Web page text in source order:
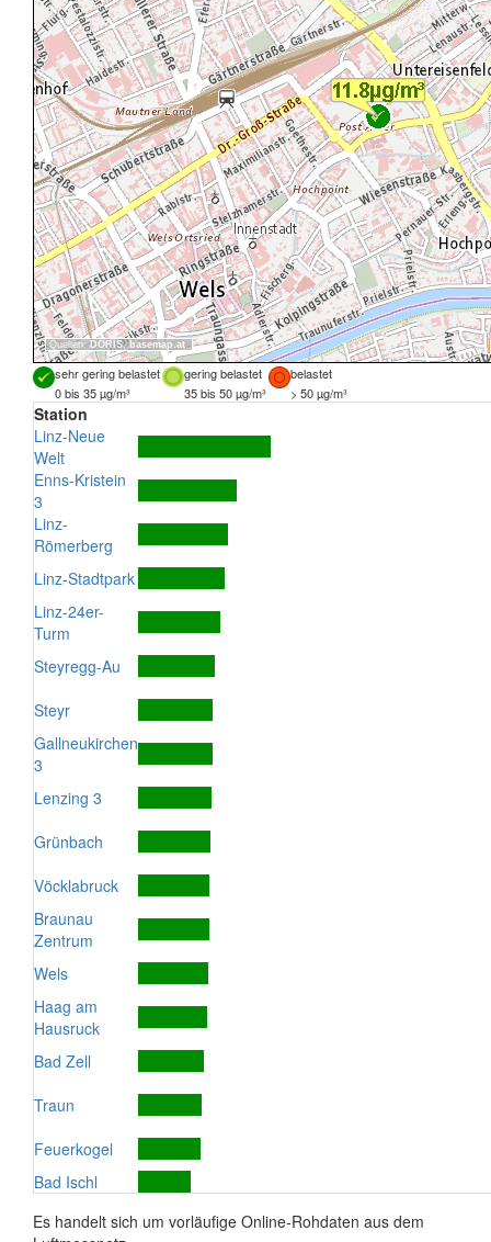
Quellen: DORIS, basemap.at
sehr gering belastet gering belastet
belastet
0 bis 35 µg/m³
35 bis 50 µg/m³ > 50 µg/m³
Station
Linz-Neue
Welt
Enns-Kristein
3
Linz-
Römerberg
Linz-Stadtpark
Linz-24er-
Turm
Steyregg-Au
Steyr
Gallneukirchen
3
Lenzing 3
Grünbach
Vöcklabruck
Braunau
Zentrum
Wels
Haag am
Hausruck
Bad Zell
Traun
Feuerkogel
Bad Ischl
Es handelt sich um vorläufige Online-Rohdaten aus dem